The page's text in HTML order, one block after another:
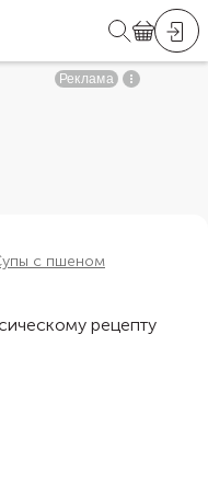
с пшеном